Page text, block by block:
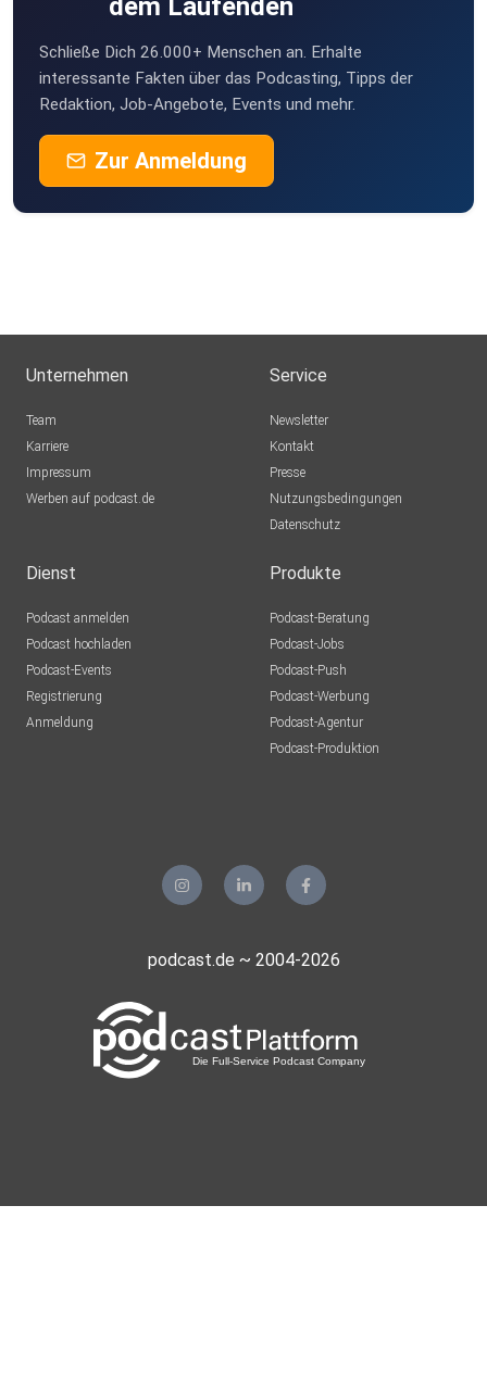
dem Laufenden
Schließe Dich 26.000+ Menschen an. Erhalte
interessante Fakten über das Podcasting, Tipps der
Redaktion, Job-Angebote, Events und mehr.
Zur Anmeldung
Unternehmen
Team
Karriere
Impressum
Werben auf podcast.de
Service
Newsletter
Kontakt
Presse
Nutzungsbedingungen
Datenschutz
Dienst
Podcast anmelden
Podcast hochladen
Podcast-Events
Registrierung
Anmeldung
Produkte
Podcast-Beratung
Podcast-Jobs
Podcast-Push
Podcast-Werbung
Podcast-Agentur
Podcast-Produktion
podcast.de ~ 2004-2026